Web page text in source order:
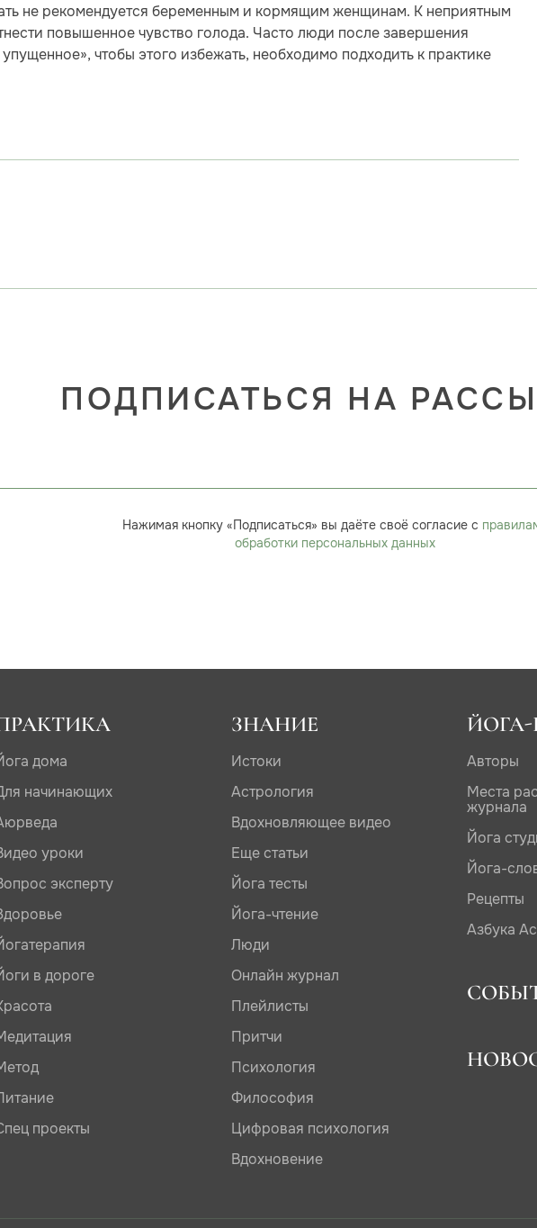
не рекомендуется беременным и кормящим женщинам. К неприятным
повышенное чувство голода. Часто люди после завершения
чтобы этого избежать, необходимо подходить к практике
ПОДПИСАТЬСЯ НА
Нажимая кнопку «Подписаться» вы даёте своё согласие с
обработки персональных данных
дома
начинающих
уроки
эксперту
в дороге
проекты
ЗНАНИЕ
Истоки
Астрология
Вдохновляющее видео
Еще статьи
Йога тесты
Йога-чтение
Люди
Онлайн журнал
Плейлисты
Притчи
Психология
Философия
Цифровая психология
Вдохновение
Авторы
Места
журнала
Йога
Йога-
Рецепты
Азбука